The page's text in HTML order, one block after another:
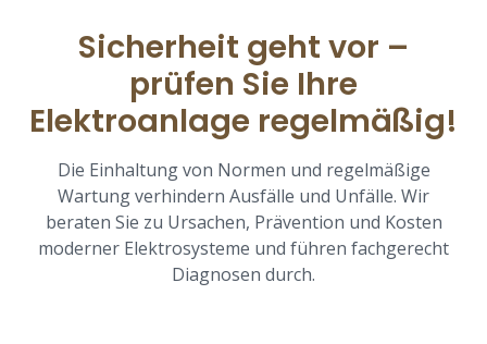
Sicherheit geht vor –
prüfen Sie Ihre
Elektroanlage regelmäßig!
Die Einhaltung von Normen und regelmäßige
Wartung verhindern Ausfälle und Unfälle. Wir
beraten Sie zu Ursachen, Prävention und Kosten
moderner Elektrosysteme und führen fachgerecht
Diagnosen durch.